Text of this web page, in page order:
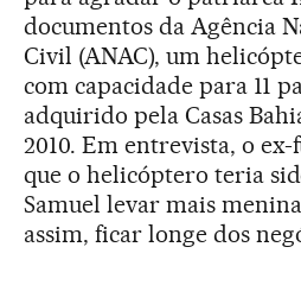
documentos da Agência
Civil (ANAC), um
com capacidade para 11
adquirido pela Casas
2010. Em entrevista, o
que o helicóptero teria
Samuel levar mais
assim, ficar longe dos